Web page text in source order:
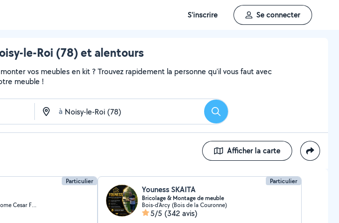
S'inscrire Se connecter
le-Roi (78) et alentours
vos meubles en kit ? Trouvez rapidement la personne qu'il vous faut avec
meuble !
à Rechercher
Afficher la carte
Particulier
Fontenay-le-Fleury (Vendome Cesar Franck)
Particulier
Youness SKAITA
Bricolage & Montage de meuble
Bois-d'Arcy (Bois de la Couronne)
5/5 (342 avis)